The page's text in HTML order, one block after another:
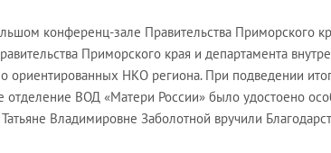
конференц-зале Правительства Приморского
Приморского края и департамента
ориентированных НКО региона. При подведении
отделение ВОД «Матери России» было удостоено
Владимировне Заболотной вручили